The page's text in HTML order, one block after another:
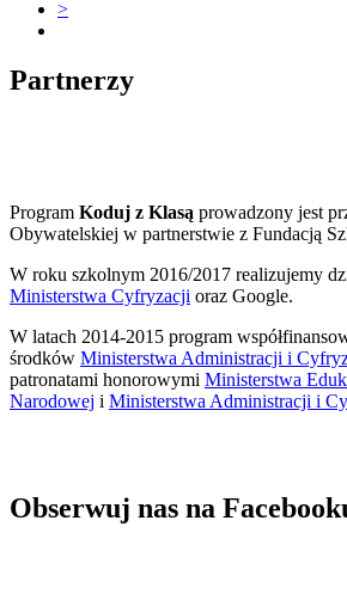
>
Partnerzy
Program Koduj z Klasą prowadzony jest
Obywatelskiej w partnerstwie z Fundacją
W roku szkolnym 2016/2017 realizujemy
Ministerstwa Cyfryzacji oraz Google.
W latach 2014-2015 program
środków Ministerstwa Administracji i
patronatami honorowymi Ministerstwa
Narodowej i Ministerstwa Administracji i
Obserwuj nas na